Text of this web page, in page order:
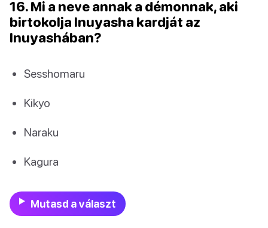
16. Mi a neve annak a démonnak, aki
birtokolja Inuyasha kardját az
Inuyashában?
Sesshomaru
Kikyo
Naraku
Kagura
Mutasd a választ